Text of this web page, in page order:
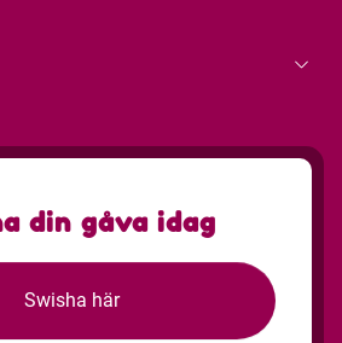
din gåva idag
Swisha här